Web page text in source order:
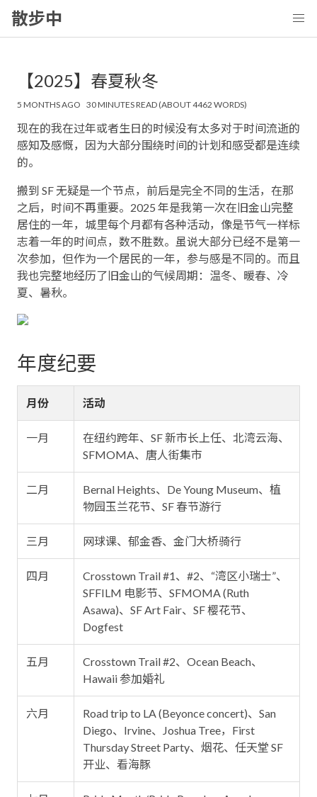
散步中
【2025】春夏秋冬
5 MONTHS AGO 30 MINUTES READ (ABOUT 4462 WORDS)
现在的我在过年或者生日的时候没有太多对于时间流逝的
感知及感慨，因为大部分围绕时间的计划和感受都是连续
的。
搬到 SF 无疑是一个节点，前后是完全不同的生活，在那
之后，时间不再重要。2025 年是我第一次在旧金山完整
居住的一年，城里每个月都有各种活动，像是节气一样标
志着一年的时间点，数不胜数。虽说大部分已经不是第一
次参加，但作为一个居民的一年，参与感是不同的。而且
我也完整地经历了旧金山的气候周期：温冬、暖春、冷
夏、暑秋。
年度纪要
月份 活动
一月
在纽约跨年、SF 新市长上任、北湾云海、
SFMOMA、唐人街集市
二月
Bernal Heights、De Young Museum、植
物园玉兰花节、SF 春节游行
三月 网球课、郁金香、金门大桥骑行
四月
Crosstown Trail #1、#2、“湾区小瑞士”、
SFFILM 电影节、SFMOMA (Ruth
Asawa)、SF Art Fair、SF 樱花节、
Dogfest
五月
Crosstown Trail #2、Ocean Beach、
Hawaii 参加婚礼
六月
Road trip to LA (Beyonce concert)、San
Diego、Irvine、Joshua Tree，First
Thursday Street Party、烟花、任天堂 SF
开业、看海豚